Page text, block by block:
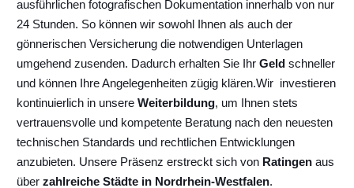
ausführlichen fotografischen Dokumentation innerhalb von nur
24 Stunden. So können wir sowohl Ihnen als auch der
gönnerischen Versicherung die notwendigen Unterlagen
umgehend zusenden. Dadurch erhalten Sie Ihr Geld schneller
und können Ihre Angelegenheiten zügig klären.Wir investieren
kontinuierlich in unsere Weiterbildung, um Ihnen stets
vertrauensvolle und kompetente Beratung nach den neuesten
technischen Standards und rechtlichen Entwicklungen
anzubieten. Unsere Präsenz erstreckt sich von Ratingen aus
über zahlreiche Städte in Nordrhein-Westfalen.